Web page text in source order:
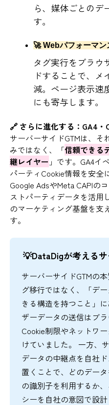
ら、媒体ごとのデ
す。
🚀 Webパフォーマン
タグ実行をブラウ
ドすることで、
減。ページ表示速
にも寄与します。
🔗 さらに進化する：GA4・
サーバーサイドGTMは、そ
みではなく、「信頼できる
継レイヤー 」です。GA4イ
パーティCookie情報を安全
Google AdsやMeta CAPIの
ストパーティデータを活用
のマーケティング基盤を支
す。
💡DataDigが考える
サーバーサイドGTMの
グ移行ではなく、「デ
きる構造を持つこと」
ザーデータの送信はブラ
Cookie制限やネットワ
けていました。 一方、
データの中継点を自社
置くことで、どのデー
の識別子を利用するか
シーを自社の意図で設